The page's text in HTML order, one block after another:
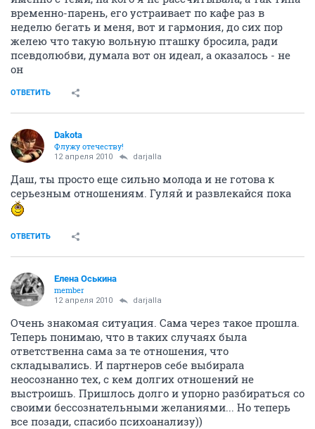
временно-парень, его устраивает по кафе раз в
неделю бегать и меня, вот и гармония, до сих пор
желею что такую вольную пташку бросила, ради
псевдолюбви, думала вот он идеал, а оказалось - не
он
ОТВЕТИТЬ
Dаkota
Флужу отечеству!
12 апреля 2010 darjalla
Даш, ты просто еще сильно молода и не готова к
серьезным отношениям. Гуляй и развлекайся пока
ОТВЕТИТЬ
Елена Оськина
member
12 апреля 2010 darjalla
Очень знакомая ситуация. Сама через такое прошла.
Теперь понимаю, что в таких случаях была
ответственна сама за те отношения, что
складывались. И партнеров себе выбирала
неосознанно тех, с кем долгих отношений не
выстроишь. Пришлось долго и упорно разбираться со
своими бессознательными желаниями... Но теперь
все позади, спасибо психоанализу))